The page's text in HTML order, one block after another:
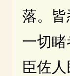
落。皆
一切
臣佐人